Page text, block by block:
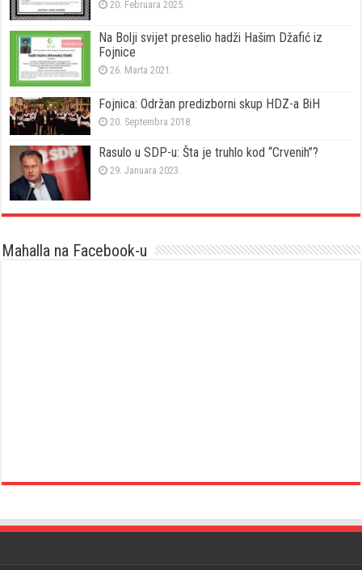
20. Februara 2025.
Na Bolji svijet preselio hadži Hašim Džafić iz
Fojnice
26. Marta 2021.
Fojnica: Održan predizborni skup HDZ-a BiH
20. Septembra 2018.
Rasulo u SDP-u: Šta je truhlo kod “Crvenih”?
29. Januara 2023.
Mahalla na Facebook-u